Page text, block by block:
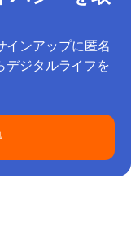
信
にしたまま、ウ
スにサインアッ
インアップに匿名
デジタルライフを